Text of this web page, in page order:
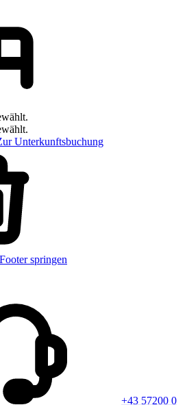
Unterkunftsbuchung
springen
+43 57200 0